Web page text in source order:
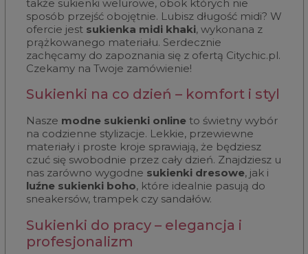
także sukienki welurowe, obok których nie
sposób przejść obojętnie. Lubisz długość midi? W
ofercie jest sukienka midi khaki, wykonana z
prążkowanego materiału. Serdecznie
zachęcamy do zapoznania się z ofertą Citychic.pl.
Czekamy na Twoje zamówienie!
Sukienki na co dzień – komfort i styl
Nasze modne sukienki onlineto świetny wybór
na codzienne stylizacje. Lekkie, przewiewne
materiały i proste kroje sprawiają, że będziesz
czuć się swobodnie przez cały dzień. Znajdziesz u
nas zarówno wygodne sukienki dresowe, jak i
luźne sukienki boho, które idealnie pasują do
sneakersów, trampek czy sandałów.
Sukienki do pracy – elegancja i
profesjonalizm